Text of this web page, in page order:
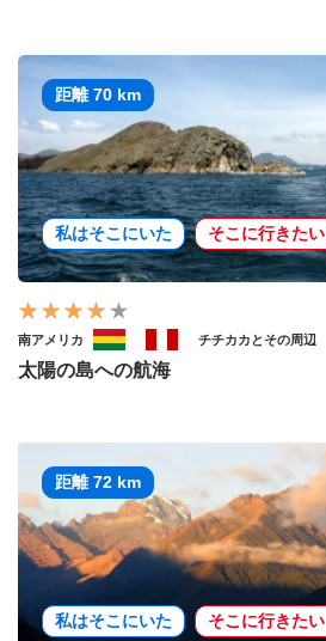
距離 70 km
私はそこにいた そこに行きたい
南アメリカ チチカカとその周辺
太陽の島への航海
距離 72 km
私はそこにいた そこに行きたい